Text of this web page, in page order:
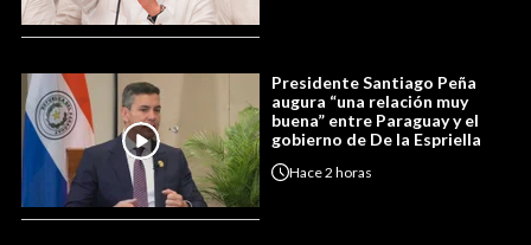
Presidente Santiago Peña
augura “una relación muy
buena” entre Paraguay y el
gobierno de De la Espriella
Hace2 horas